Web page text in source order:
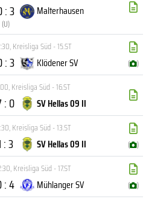
: 3
(U)
Malterhausen
,Kreisliga Süd - 15.ST
: 3 Klödener SV ( )
,Kreisliga Süd - 16.ST
: 0
SV Hellas 09 II
,Kreisliga Süd - 13.ST
: 3 SV Hellas 09 II ( )
,Kreisliga Süd - 17.ST
: 4 Mühlanger SV ( )